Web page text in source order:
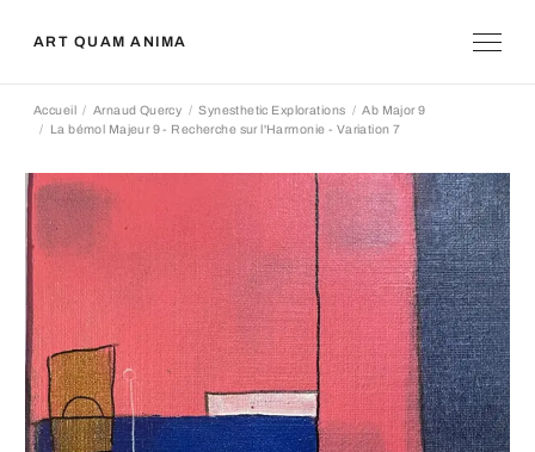
ART QUAM ANIMA
Accueil Arnaud Quercy Synesthetic Explorations
Ab Major 9
La bémol Majeur 9 - Recherche sur l'Harmonie - Variation 7